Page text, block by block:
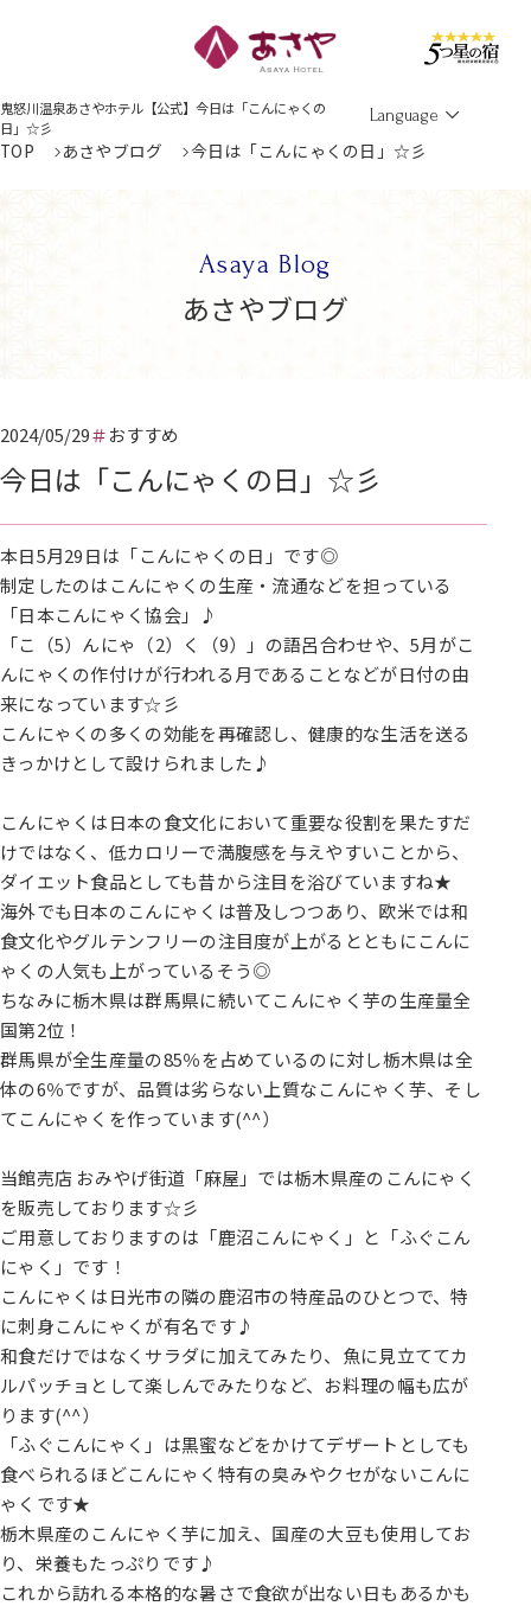
鬼怒川温泉あさやホテル【公式】今日は「こんにゃくの
日」☆彡
Language
TOP あさやブログ 今日は「こんにゃくの日」☆彡
Asaya Blog
あさやブログ
2024/05/29 おすすめ
今日は「こんにゃくの日」☆彡
本日5月29日は「こんにゃくの日」です◎
制定したのはこんにゃくの生産・流通などを担っている
「日本こんにゃく協会」♪
「こ（5）んにゃ（2）く（9）」の語呂合わせや、5月がこ
んにゃくの作付けが行われる月であることなどが日付の由
来になっています☆彡
こんにゃくの多くの効能を再確認し、健康的な生活を送る
きっかけとして設けられました♪
こんにゃくは日本の食文化において重要な役割を果たすだ
けではなく、低カロリーで満腹感を与えやすいことから、
ダイエット食品としても昔から注目を浴びていますね★
海外でも日本のこんにゃくは普及しつつあり、欧米では和
食文化やグルテンフリーの注目度が上がるとともにこんに
ゃくの人気も上がっているそう◎
ちなみに栃木県は群馬県に続いてこんにゃく芋の生産量全
国第2位！
群馬県が全生産量の85％を占めているのに対し栃木県は全
体の6％ですが、品質は劣らない上質なこんにゃく芋、そし
てこんにゃくを作っています(^^）
当館売店 おみやげ街道「麻屋」では栃木県産のこんにゃく
を販売しております☆彡
ご用意しておりますのは「鹿沼こんにゃく」と「ふぐこん
にゃく」です！
こんにゃくは日光市の隣の鹿沼市の特産品のひとつで、特
に刺身こんにゃくが有名です♪
和食だけではなくサラダに加えてみたり、魚に見立ててカ
ルパッチョとして楽しんでみたりなど、お料理の幅も広が
ります(^^）
「ふぐこんにゃく」は黒蜜などをかけてデザートとしても
食べられるほどこんにゃく特有の臭みやクセがないこんに
ゃくです★
栃木県産のこんにゃく芋に加え、国産の大豆も使用してお
り、栄養もたっぷりです♪
これから訪れる本格的な暑さで食欲が出ない日もあるかも